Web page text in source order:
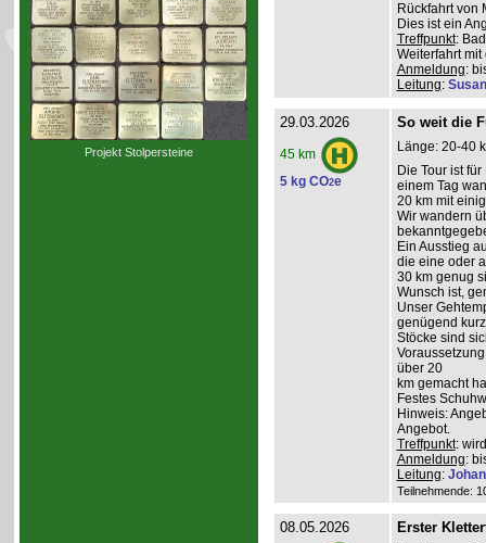
Projekt Stolpersteine
Rückfahrt von
Dies ist ein
Treffpunkt:
Weiterfahrt
Anmeldung:
Leitung:
29.03.2026
45 km
5 kg CO2e
So weit die
Länge: 20-40
Die Tour ist
einem Tag
20 km mit
Wir wandern
Ein Ausstieg
die eine oder
30 km genug
Wunsch ist,
Unser
genügend
Stöcke sind
über 20
km gemacht
Festes
Hinweis:
Angebot.
Treffpunkt:
Anmeldung:
Leitung:
Teilnehmende:
08.05.2026 Erster